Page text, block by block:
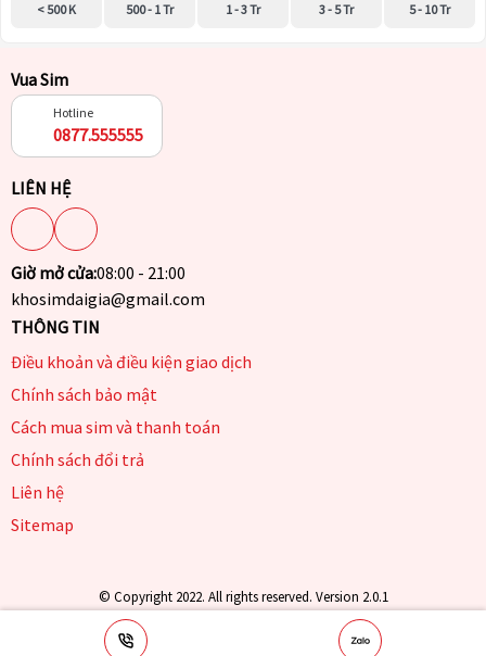
< 500 K 500 - 1 Tr 1 - 3 Tr 3 - 5 Tr 5 - 10 Tr
Vua Sim
Hotline
0877.555555
LIÊN HỆ
Giờ mở cửa:08:00 - 21:00
khosimdaigia@gmail.com
THÔNG TIN
Điều khoản và điều kiện giao dịch
Chính sách bảo mật
Cách mua sim và thanh toán
Chính sách đổi trả
Liên hệ
Sitemap
© Copyright 2022. All rights reserved. Version 2.0.1